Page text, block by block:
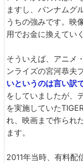
ますし、バンナムグ
うちの強みです。映
用でお金に換えてい
そういえば、アニメ
ンライズの宮河恭夫
いというのは言い訳
をしていましたが、
を実施していた
れ、映画まで作られ
ます。
2011年当時、有料配